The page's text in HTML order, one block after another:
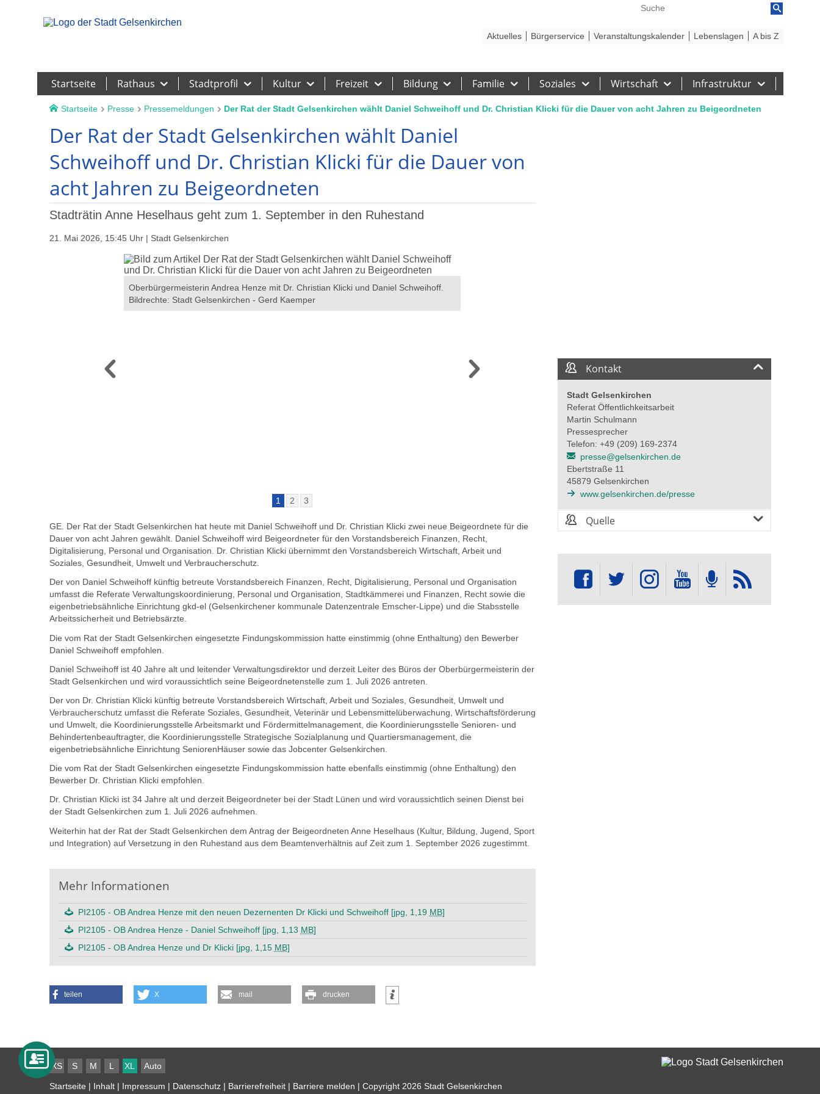
Startseite Rathaus Stadtprofil Kultur Freizeit Bildung Familie Soziales Wirtschaft Infrastruktur
Aktuelles Bürgerservice Veranstaltungskalender Lebenslagen A bis Z
Startseite Presse Pressemeldungen Der Rat der Stadt Gelsenkirchen wählt Daniel Schweihoff und Dr. Christian Klicki für die Dauer von acht Jahren zu Beigeordneten
Der Rat der Stadt Gelsenkirchen wählt Daniel
Schweihoff und Dr. Christian Klicki für die Dauer von
acht Jahren zu Beigeordneten
Stadträtin Anne Heselhaus geht zum 1. September in den Ruhestand
21. Mai 2026, 15:45 Uhr | Stadt Gelsenkirchen
Oberbürgermeisterin Andrea Henze mit Dr. Christian Klicki und Daniel Schweihoff.
Bildrechte: Stadt Gelsenkirchen - Gerd Kaemper
1 2 3
GE. Der Rat der Stadt Gelsenkirchen hat heute mit Daniel Schweihoff und Dr. Christian Klicki zwei neue Beigeordnete für die
Dauer von acht Jahren gewählt. Daniel Schweihoff wird Beigeordneter für den Vorstandsbereich Finanzen, Recht,
Digitalisierung, Personal und Organisation. Dr. Christian Klicki übernimmt den Vorstandsbereich Wirtschaft, Arbeit und
Soziales, Gesundheit, Umwelt und Verbraucherschutz.
Der von Daniel Schweihoff künftig betreute Vorstandsbereich Finanzen, Recht, Digitalisierung, Personal und Organisation
umfasst die Referate Verwaltungskoordinierung, Personal und Organisation, Stadtkämmerei und Finanzen, Recht sowie die
eigenbetriebsähnliche Einrichtung gkd-el (Gelsenkirchener kommunale Datenzentrale Emscher-Lippe) und die Stabsstelle
Arbeitssicherheit und Betriebsärzte.
Die vom Rat der Stadt Gelsenkirchen eingesetzte Findungskommission hatte einstimmig (ohne Enthaltung) den Bewerber
Daniel Schweihoff empfohlen.
Daniel Schweihoff ist 40 Jahre alt und leitender Verwaltungsdirektor und derzeit Leiter des Büros der Oberbürgermeisterin der
Stadt Gelsenkirchen und wird voraussichtlich seine Beigeordnetenstelle zum 1. Juli 2026 antreten.
Der von Dr. Christian Klicki künftig betreute Vorstandsbereich Wirtschaft, Arbeit und Soziales, Gesundheit, Umwelt und
Verbraucherschutz umfasst die Referate Soziales, Gesundheit, Veterinär und Lebensmittelüberwachung, Wirtschaftsförderung
und Umwelt, die Koordinierungsstelle Arbeitsmarkt und Fördermittelmanagement, die Koordinierungsstelle Senioren- und
Behindertenbeauftragter, die Koordinierungsstelle Strategische Sozialplanung und Quartiersmanagement, die
eigenbetriebsähnliche Einrichtung SeniorenHäuser sowie das Jobcenter Gelsenkirchen.
Die vom Rat der Stadt Gelsenkirchen eingesetzte Findungskommission hatte ebenfalls einstimmig (ohne Enthaltung) den
Bewerber Dr. Christian Klicki empfohlen.
Dr. Christian Klicki ist 34 Jahre alt und derzeit Beigeordneter bei der Stadt Lünen und wird voraussichtlich seinen Dienst bei
der Stadt Gelsenkirchen zum 1. Juli 2026 aufnehmen.
Weiterhin hat der Rat der Stadt Gelsenkirchen dem Antrag der Beigeordneten Anne Heselhaus (Kultur, Bildung, Jugend, Sport
und Integration) auf Versetzung in den Ruhestand aus dem Beamtenverhältnis auf Zeit zum 1. September 2026 zugestimmt.
Mehr Informationen
PI2105 - OB Andrea Henze mit den neuen Dezernenten Dr Klicki und Schweihoff [jpg, 1,19 MB]
PI2105 - OB Andrea Henze - Daniel Schweihoff [jpg, 1,13 MB]
PI2105 - OB Andrea Henze und Dr Klicki [jpg, 1,15 MB]
teilen X mail drucken
Kontakt
Stadt Gelsenkirchen
Referat Öffentlichkeitsarbeit
Martin Schulmann
Pressesprecher
Telefon: +49 (209) 169-2374
presse@gelsenkirchen.de
Ebertstraße 11
45879 Gelsenkirchen
www.gelsenkirchen.de/presse
Quelle
XS S M L XL Auto
Startseite | Inhalt| Impressum | Datenschutz| Barrierefreiheit| Barriere melden | Copyright 2026 Stadt Gelsenkirchen